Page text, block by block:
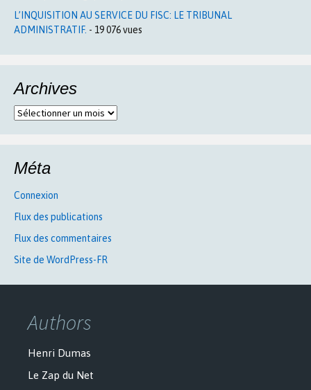
L’INQUISITION AU SERVICE DU FISC: LE TRIBUNAL
ADMINISTRATIF. - 19 076 vues
Archives
Archives
Méta
Connexion
Flux des publications
Flux des commentaires
Site de WordPress-FR
Authors
Henri Dumas
Le Zap du Net